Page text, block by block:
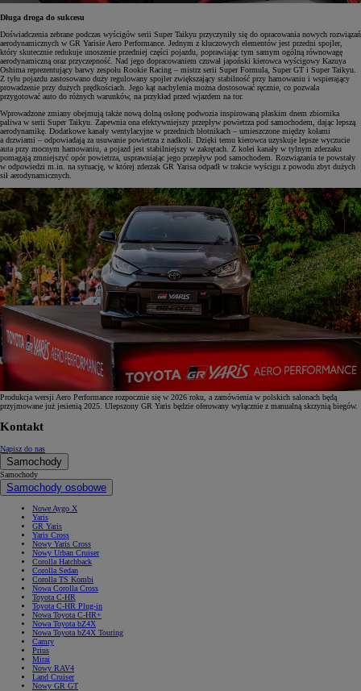
Długa droga do sukcesu
Doświadczenia zebrane podczas wyścigów serii Super Taikyu przyczyniły się do opracowania nowych rozwiązań
aerodynamicznych w GR Yarisie Aero Performance. Jednym z kluczowych elementów jest przedni spojler,
który skutecznie redukuje unoszenie przedniej części pojazdu, poprawiając tym samym ogólną równowagę
aerodynamiczną oraz przyczepność. Nad jego dopracowaniem czuwał japoński kierowca wyścigowy Kazuya
Oshima reprezentujący barwy zespołu Rookie Racing – mistrz serii Super Formula, Super GT i Super Taikyu.
Z tyłu pojazdu zastosowano duży regulowany spojler zwiększający stabilność przy hamowaniu i wspierający
prowadzenie przy dużych prędkościach. Jego kąt nachylenia można dostosować ręcznie, co pozwala
przygotować auto do różnych warunków, na przykład przed wjazdem na tor.
Wprowadzone zmiany obejmują także nową dolną osłonę podwozia inspirowaną płaskim dnem zbiornika
paliwa w serii Super Taikyu. Zapewnia ona efektywniejszy przepływ powietrza pod samochodem, dając lepszą
aerodynamikę. Dodatkowe kanały wentylacyjne w przednich błotnikach – umieszczone między kołami
a drzwiami – odpowiadają za usuwanie powietrza z nadkoli. Dzięki temu kierowca uzyskuje lepsze wyczucie
auta przy mocnym hamowaniu, a pojazd jest stabilniejszy w zakrętach. Z kolei kanały w tylnym zderzaku
pomagają zmniejszyć opór powietrza, usprawniając jego przepływ pod samochodem. Rozwiązania te powstały
w odpowiedzi m.in. na sytuację, w której zderzak GR Yarisa odpadł w trakcie wyścigu z powodu zbyt dużych
sił aerodynamicznych.
Produkcja wersji Aero Performance rozpocznie się w 2026 roku, a zamówienia w polskich salonach będą
przyjmowane już jesienią 2025. Ulepszony GR Yaris będzie oferowany wyłącznie z manualną skrzynią biegów.
Kontakt
Napisz do nas
Samochody
Samochody
Samochody osobowe
Nowe Aygo X
Yaris
GR Yaris
Yaris Cross
Nowy Yaris Cross
Nowy Urban Cruiser
Corolla Hatchback
Corolla Sedan
Corolla TS Kombi
Nowa Corolla Cross
Toyota C-HR
Toyota C-HR Plug-in
Nowa Toyota C-HR+
Nowa Toyota bZ4X
Nowa Toyota bZ4X Touring
Camry
Prius
Mirai
Nowy RAV4
Land Cruiser
Nowy GR GT